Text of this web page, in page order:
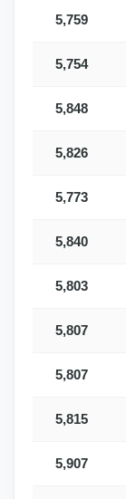
5,759
5,754
5,848
5,826
5,773
5,840
5,803
5,807
5,807
5,815
5,907